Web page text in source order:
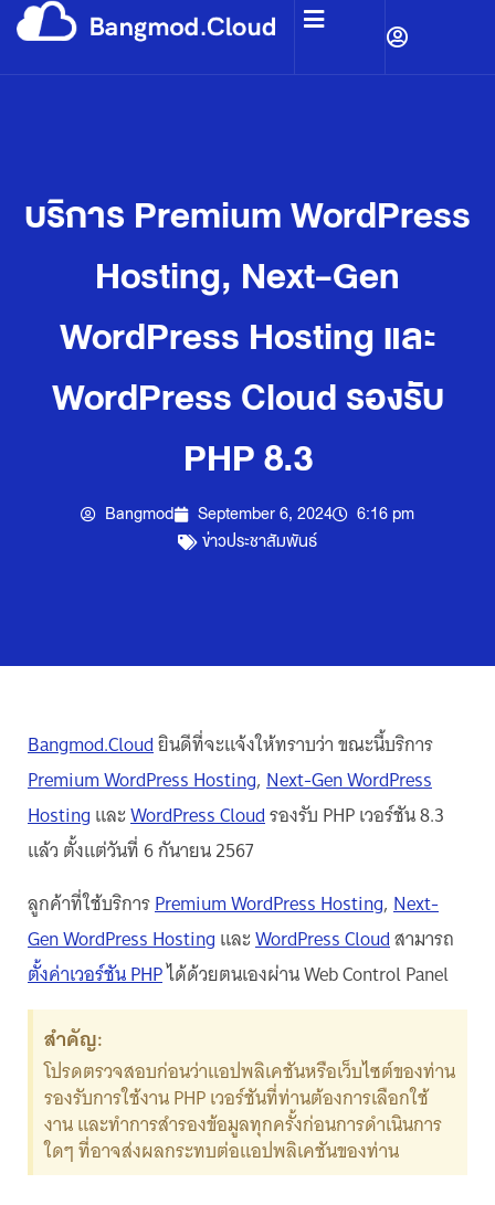
บริการ Premium WordPress
Hosting, Next-Gen
WordPress Hosting และ
WordPress Cloud รองรับ
PHP 8.3
Bangmod September 6, 2024
6:16 pm
ข่าวประชาสัมพันธ์
Bangmod.Cloudยินดีที่จะแจ้งให้ทราบว่า ขณะนี้บริการ
Premium WordPress Hosting, Next-Gen WordPress
Hosting และWordPress Cloudรองรับ PHP เวอร์ชัน 8.3
แล้ว ตั้งแต่วันที่ 6 กันายน 2567
ลูกค้าที่ใช้บริการPremium WordPress Hosting, Next-
Gen WordPress Hosting และWordPress Cloudสามารถ
ตั้งค่าเวอร์ชัน PHPได้ด้วยตนเองผ่าน Web Control Panel
สำคัญ:
โปรดตรวจสอบก่อนว่าแอปพลิเคชันหรือเว็บไซต์ของท่าน
รองรับการใช้งาน PHP เวอร์ชันที่ท่านต้องการเลือกใช้
งาน และทำการสำรองข้อมูลทุกครั้งก่อนการดำเนินการ
ใดๆ ที่อาจส่งผลกระทบต่อแอปพลิเคชันของท่าน